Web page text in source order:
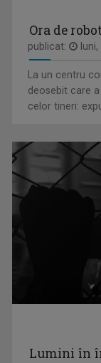
REPORTER
Emisiune de
HORIA GUMENI
Prezintă
STELIANA
Vă întâlniţi cu
Ora de
publicat:
La un centru
deosebit care
celor tineri:
Lumini în